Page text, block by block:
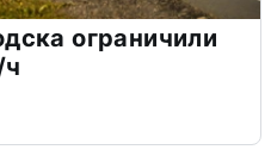
ограничили